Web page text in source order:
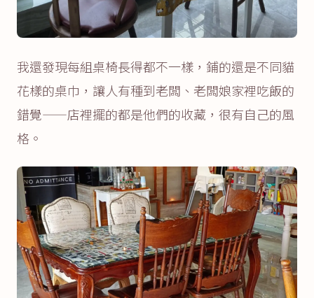
我還發現每組桌椅長得都不一樣，鋪的還是不同貓
花樣的桌巾，讓人有種到老闆、老闆娘家裡吃飯的
錯覺——店裡擺的都是他們的收藏，很有自己的風
格。